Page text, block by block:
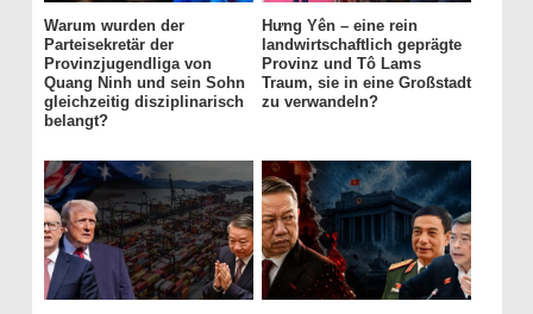
Warum wurden der
Parteisekretär der
Provinzjugendliga von
Quang Ninh und sein Sohn
gleichzeitig disziplinarisch
belangt?
Hưng Yên – eine rein
landwirtschaftlich geprägte
Provinz und Tô Lams
Traum, sie in eine Großstadt
zu verwandeln?